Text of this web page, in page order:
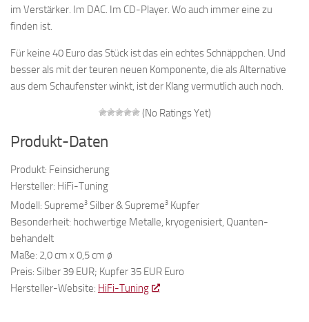
im Verstärker. Im DAC. Im CD-Player. Wo auch immer eine zu
finden ist.
Für keine 40 Euro das Stück ist das ein echtes Schnäppchen. Und
besser als mit der teuren neuen Komponente, die als Alternative
aus dem Schaufenster winkt, ist der Klang vermutlich auch noch.
(No Ratings Yet)
Produkt-Daten
Produkt: Feinsicherung
Hersteller: HiFi-Tuning
Modell: Supreme3 Silber & Supreme3 Kupfer
Besonderheit: hochwertige Metalle, kryogenisiert, Quanten-
behandelt
Maße: 2,0 cm x 0,5 cm ø
Preis: Silber 39 EUR; Kupfer 35 EUR Euro
Hersteller-Website: HiFi-Tuning